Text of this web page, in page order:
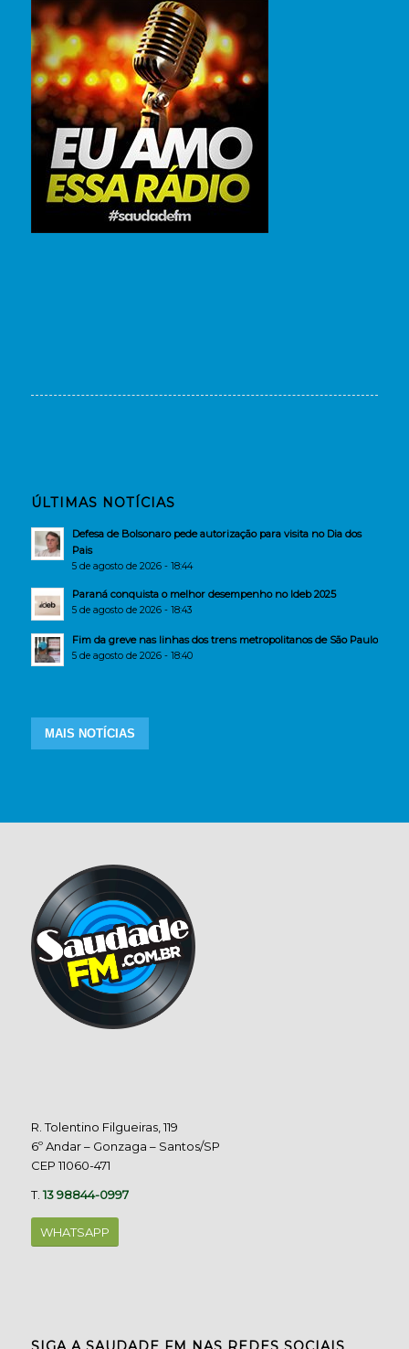
ÚLTIMAS NOTÍCIAS
Defesa de Bolsonaro pede autorização para visita no Dia dos
Pais
5 de agosto de 2026 - 18:44
Paraná conquista o melhor desempenho no Ideb 2025
5 de agosto de 2026 - 18:43
Fim da greve nas linhas dos trens metropolitanos de São Paulo
5 de agosto de 2026 - 18:40
MAIS NOTÍCIAS
R. Tolentino Filgueiras, 119
6º Andar – Gonzaga – Santos/SP
CEP 11060-471
T.13 98844-0997
WHATSAPP